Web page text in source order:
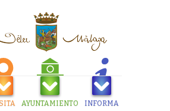
AYUNTAMIENTO INFORMA